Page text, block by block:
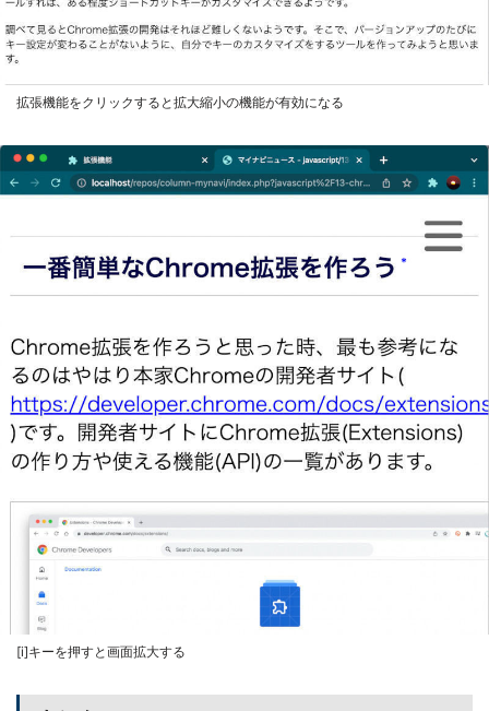
拡張機能をクリックすると拡大縮小の機能が有効になる
[i]キーを押すと画面拡大する